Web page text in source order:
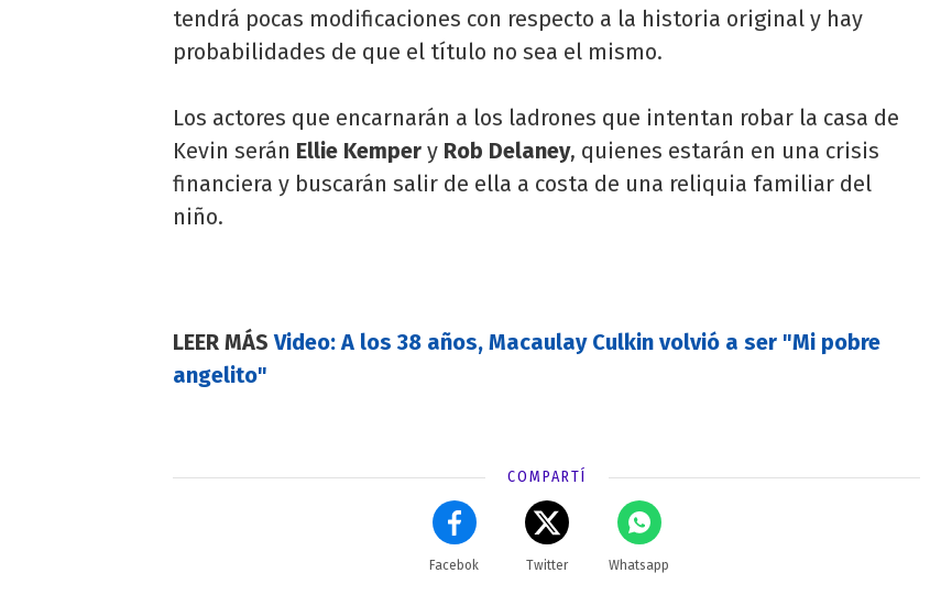
tendrá pocas modificaciones con respecto a la historia original y hay
probabilidades de que el título no sea el mismo.
Los actores que encarnarán a los ladrones que intentan robar la casa de
Kevin serán Ellie Kemper y Rob Delaney, quienes estarán en una crisis
financiera y buscarán salir de ella a costa de una reliquia familiar del
niño.
LEER MÁSVideo: A los 38 años, Macaulay Culkin volvió a ser "Mi pobre
angelito"
COMPARTÍ
Facebok Twitter Whatsapp